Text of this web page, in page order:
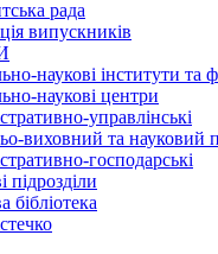
рада
випускників
наукові інститути та
наукові центри
управлінські
виховний та науковий
господарські
підрозділи
бібліотека